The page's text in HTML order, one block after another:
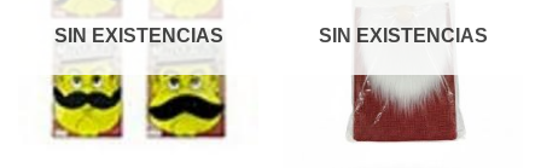
SIN EXISTENCIAS SIN EXISTENCIAS